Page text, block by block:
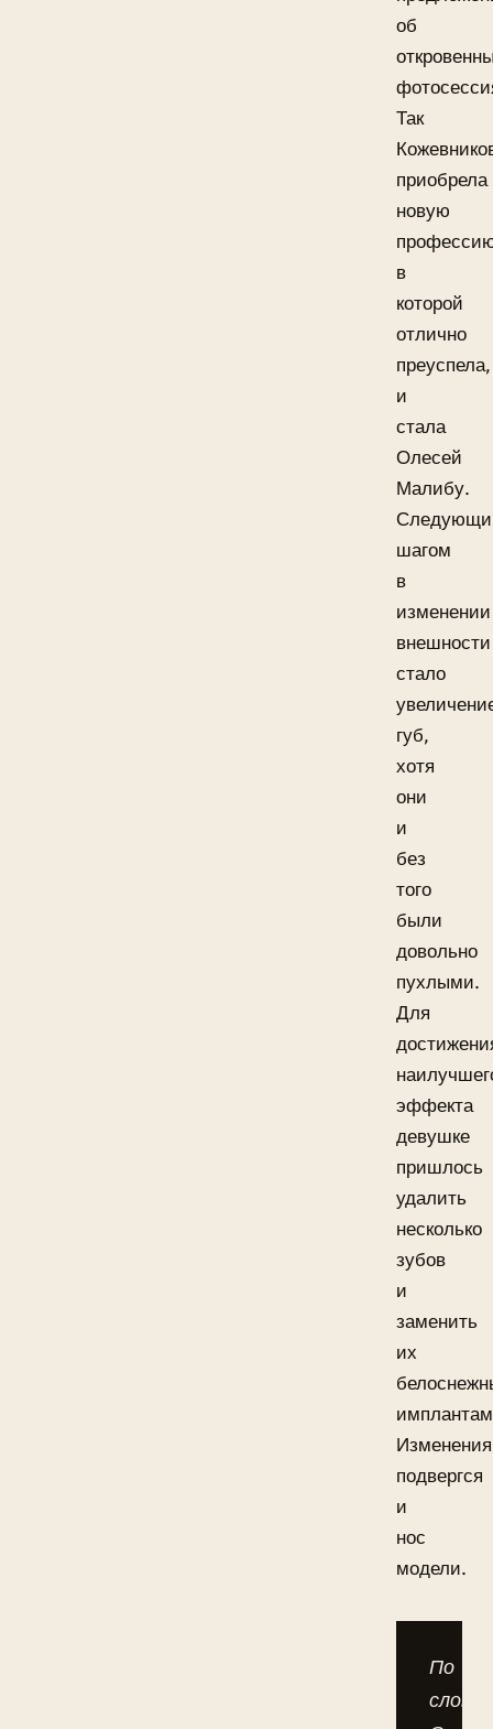
об
Так
приобрела
новую
в
которой
отлично
преуспела,
и
стала
Олесей
Малибу.
шагом
в
изменении
внешности
стало
губ,
хотя
они
и
без
того
были
довольно
пухлыми.
Для
эффекта
девушке
пришлось
удалить
несколько
зубов
и
заменить
их
подвергся
и
нос
модели.
По